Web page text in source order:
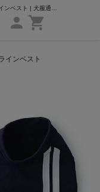
インベスト